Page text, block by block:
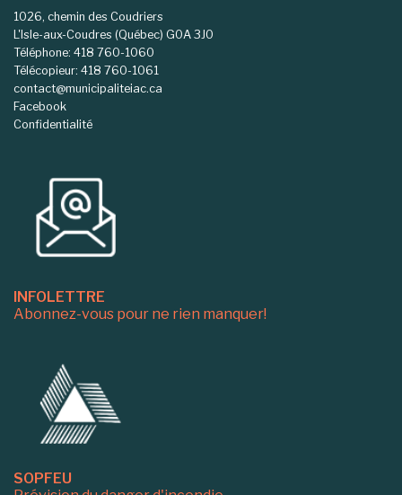
1026, chemin des Coudriers
L'Isle-aux-Coudres (Québec) G0A 3J0
Téléphone: 418 760-1060
Télécopieur: 418 760-1061
contact@municipaliteiac.ca
Facebook
Confidentialité
INFOLETTRE
Abonnez-vous pour ne rien manquer!
SOPFEU